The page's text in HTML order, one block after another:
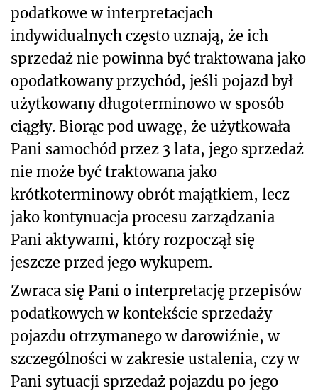
podatkowe w interpretacjach
indywidualnych często uznają, że ich
sprzedaż nie powinna być traktowana jako
opodatkowany przychód, jeśli pojazd był
użytkowany długoterminowo w sposób
ciągły. Biorąc pod uwagę, że użytkowała
Pani samochód przez 3 lata, jego sprzedaż
nie może być traktowana jako
krótkoterminowy obrót majątkiem, lecz
jako kontynuacja procesu zarządzania
Pani aktywami, który rozpoczął się
jeszcze przed jego wykupem.
Zwraca się Pani o interpretację przepisów
podatkowych w kontekście sprzedaży
pojazdu otrzymanego w darowiźnie, w
szczególności w zakresie ustalenia, czy w
Pani sytuacji sprzedaż pojazdu po jego